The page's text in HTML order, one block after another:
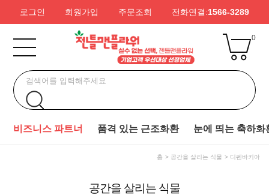
로그인 회원가입 주문조회 전화연결:1566-3289
0
비즈니스 파트너 품격 있는 근조화환 눈에 띄는 축하화
홈 공간을 살리는 식물 디펜바키아
공간을 살리는 식물